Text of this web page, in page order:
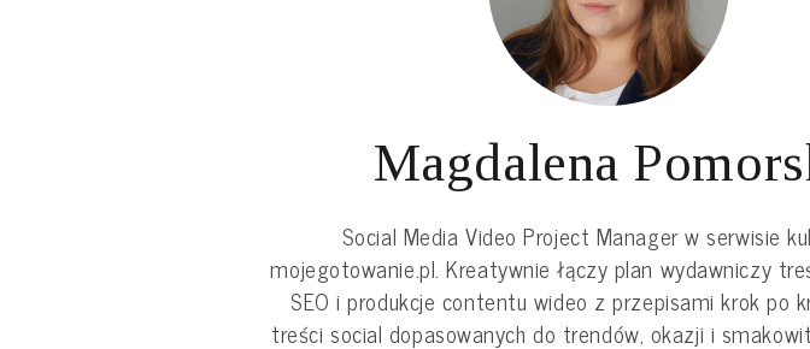
Magdalena
Social Media Video Project Manager w serwisie
mojegotowanie.pl. Kreatywnie łączy plan wydawniczy
SEO i produkcje contentu wideo z przepisami krok po
treści social dopasowanych do trendów, okazji i